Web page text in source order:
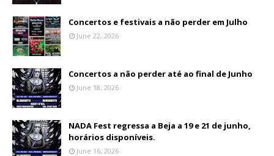
Concertos e festivais a não perder em Julho
June 22, 2026
Concertos a não perder até ao final de Junho
June 18, 2026
NADA Fest regressa a Beja a 19 e 21 de junho,
horários disponíveis.
June 16, 2026